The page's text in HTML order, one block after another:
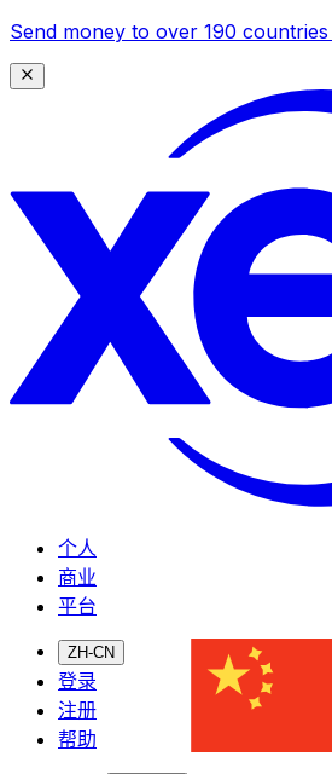
Send money to over 190 countries
个人
商业
平台
ZH-CN
登录
注册
帮助